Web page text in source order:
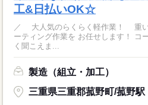
工&日払いOK☆
／ 大人気のらくらく軽作業！ 重いモノなし♪
ーティング作業を お任せします！ コーティング作業と聞くと、 難し
く聞こえま...
製造（組立・加工）
三重県三重郡菰野町/菰野駅